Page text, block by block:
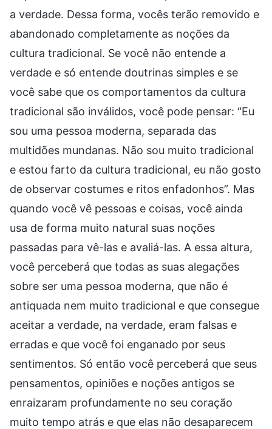
a verdade. Dessa forma, vocês terão removido e
abandonado completamente as noções da
cultura tradicional. Se você não entende a
verdade e só entende doutrinas simples e se
você sabe que os comportamentos da cultura
tradicional são inválidos, você pode pensar: “Eu
sou uma pessoa moderna, separada das
multidões mundanas. Não sou muito tradicional
e estou farto da cultura tradicional, eu não gosto
de observar costumes e ritos enfadonhos”. Mas
quando você vê pessoas e coisas, você ainda
usa de forma muito natural suas noções
passadas para vê-las e avaliá-las. A essa altura,
você perceberá que todas as suas alegações
sobre ser uma pessoa moderna, que não é
antiquada nem muito tradicional e que consegue
aceitar a verdade, na verdade, eram falsas e
erradas e que você foi enganado por seus
sentimentos. Só então você perceberá que seus
pensamentos, opiniões e noções antigos se
enraizaram profundamente no seu coração
muito tempo atrás e que elas não desaparecem